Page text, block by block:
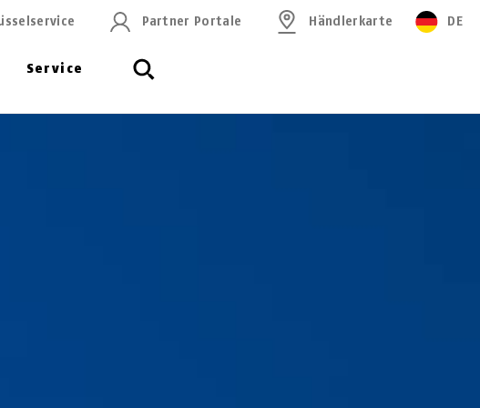
Service
Partner Portale Händlerkarte DE